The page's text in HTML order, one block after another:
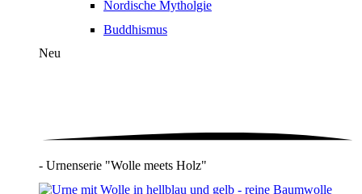
Nordische Mytholgie
Buddhismus
Neu
- Urnenserie "Wolle meets Holz"